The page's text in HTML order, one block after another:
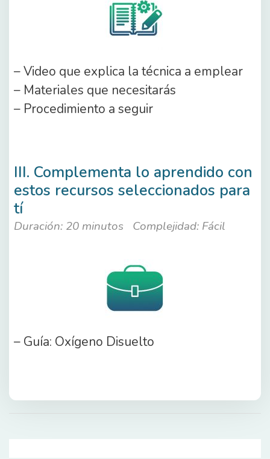
– Video que explica la técnica a emplear
– Materiales que necesitarás
– Procedimiento a seguir
III. Complementa lo aprendido con
estos recursos seleccionados para
tí
Duración: 20 minutos Complejidad: Fácil
– Guía: Oxígeno Disuelto